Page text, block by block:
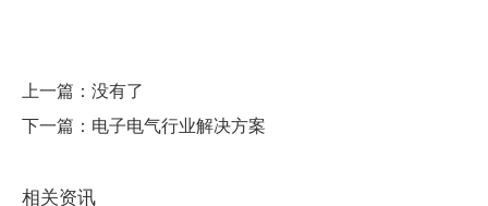
上一篇： 没有了
下一篇： 电子电气行业解决方案
相关资讯